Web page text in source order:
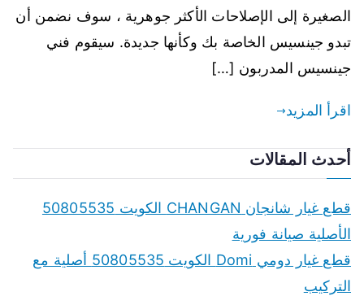
الصغيرة إلى الإصلاحات الأكثر جوهرية ، سوف نضمن أن
تبدو جينسيس الخاصة بك وكأنها جديدة. سيقوم فني
جينسيس المدربون […]
اقرأ المزيد
أحدث المقالات
قطع غيار شانجان CHANGAN الكويت 50805535
الأصلية صيانة فورية
قطع غيار دومي Domi الكويت 50805535 أصلية مع
التركيب